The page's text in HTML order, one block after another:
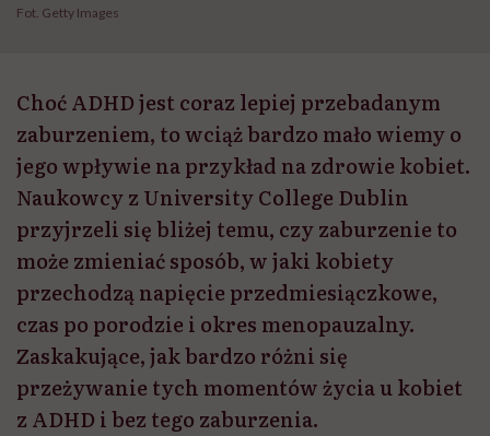
Fot. Getty Images
Choć ADHD jest coraz lepiej przebadanym
zaburzeniem, to wciąż bardzo mało wiemy o
jego wpływie na przykład na zdrowie kobiet.
Naukowcy z University College Dublin
przyjrzeli się bliżej temu, czy zaburzenie to
może zmieniać sposób, w jaki kobiety
przechodzą napięcie przedmiesiączkowe,
czas po porodzie i okres menopauzalny.
Zaskakujące, jak bardzo różni się
przeżywanie tych momentów życia u kobiet
z ADHD i bez tego zaburzenia.